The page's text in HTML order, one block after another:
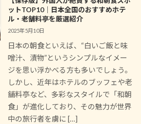
ットTOP10｜日本全国のおすすめホテ
ル・老舗料亭を厳選紹介
2025年5月10日
日本の朝食といえば、“白いご飯と味
噌汁、漬物”というシンプルなイメー
ジを思い浮かべる方も多いでしょう。
しかし、近年はホテルのブッフェや老
舗料亭など、多彩なスタイルで「和朝
食」が進化しており、その魅力が世界
中の旅行者を虜に […]